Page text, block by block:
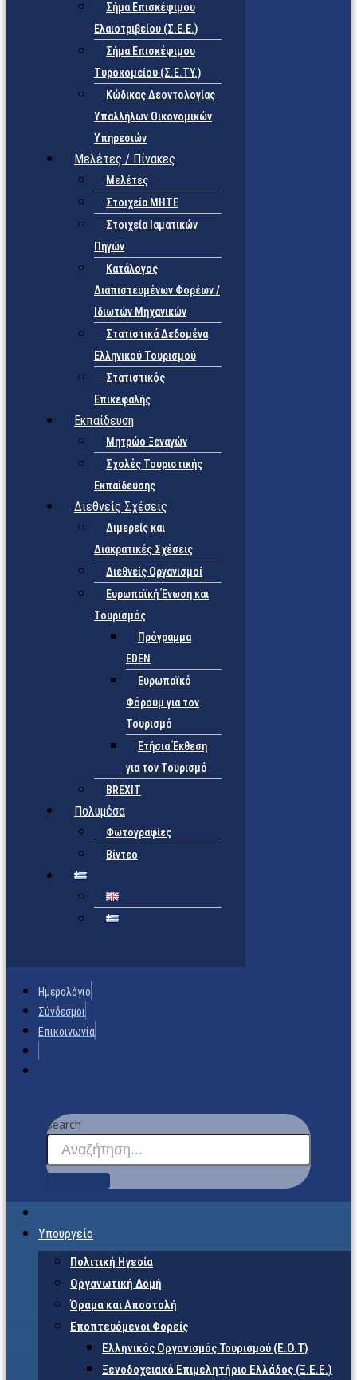
Σήμα Επισκέψιμου
Ελαιοτριβείου (Σ.Ε.Ε.)
Σήμα Επισκέψιμου
Τυροκομείου (Σ.Ε.TY.)
Κώδικας Δεοντολογίας
Υπαλλήλων Οικονομικών
Υπηρεσιών
Μελέτες / Πίνακες
Μελέτες
Στοιχεία ΜΗΤΕ
Στοιχεία Ιαματικών
Πηγών
Κατάλογος
Διαπιστευμένων Φορέων /
Ιδιωτών Μηχανικών
Στατιστικά Δεδομένα
Ελληνικού Τουρισμού
Στατιστικός
Επικεφαλής
Εκπαίδευση
Μητρώο Ξεναγών
Σχολές Τουριστικής
Εκπαίδευσης
Διεθνείς Σχέσεις
Διμερείς και
Διακρατικές Σχέσεις
Διεθνείς Οργανισμοί
Ευρωπαϊκή Ένωση και
Τουρισμός
Πρόγραμμα
EDEN
Ευρωπαϊκό
Φόρουμ για τον
Τουρισμό
Ετήσια Έκθεση
για τον Τουρισμό
BREXIT
Πολυμέσα
Φωτογραφίες
Βίντεο
Ημερολόγιο
Σύνδεσμοι
Επικοινωνία
Search
Υπουργείο
Πολιτική Ηγεσία
Οργανωτική Δομή
Όραμα και Αποστολή
Εποπτευόμενοι Φορείς
Eλληνικός Οργανισμός Τουρισμού (Ε.Ο.Τ)
Ξενοδοχειακό Επιμελητήριο Ελλάδος (Ξ.Ε.Ε.)